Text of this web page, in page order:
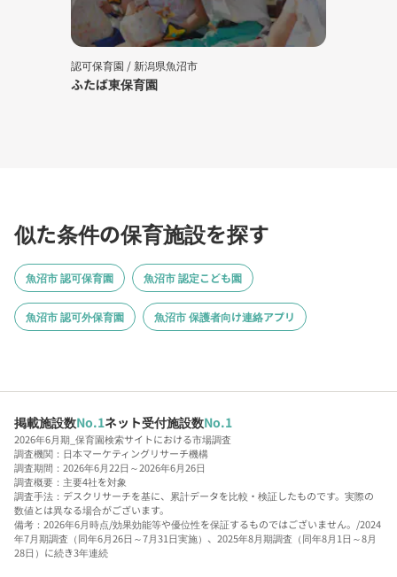
認可保育園 / 新潟県魚沼市
ふたば東保育園
似た条件の保育施設を探す
魚沼市 認可保育園 魚沼市 認定こども園
魚沼市 認可外保育園 魚沼市 保護者向け連絡アプリ
掲載施設数No.1ネット受付施設数No.1
2026年6月期_保育園検索サイトにおける市場調査
調査機関：日本マーケティングリサーチ機構
調査期間：2026年6月22日～2026年6月26日
調査概要：主要4社を対象
調査手法：デスクリサーチを基に、累計データを比較・検証したものです。実際の
数値とは異なる場合がございます。
備考：2026年6月時点/効果効能等や優位性を保証するものではございません。/2024
年7月期調査（同年6月26日～7月31日実施）、2025年8月期調査（同年8月1日～8月
28日）に続き3年連続